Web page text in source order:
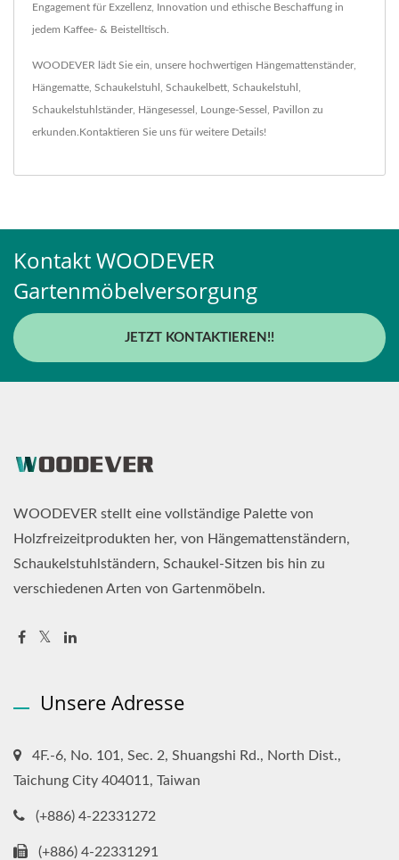
Engagement für Exzellenz, Innovation und ethische Beschaffung in
jedem Kaffee- & Beistelltisch.
WOODEVER lädt Sie ein, unsere hochwertigen Hängemattenständer,
Hängematte Schaukelstuhl Schaukelbett Schaukelstuhl
Schaukelstuhlständer, Hängesessel Lounge-Sessel Pavillon zu
erkunden. Kontaktieren Sie uns für weitere Details!
Kontakt WOODEVER
Gartenmöbelversorgung
JETZT KONTAKTIEREN!!
WOODEVER stellt eine vollständige Palette von
Holzfreizeitprodukten her, von Hängemattenständern,
Schaukelstuhlständern, Schaukel-Sitzen bis hin zu
verschiedenen Arten von Gartenmöbeln.
Unsere Adresse
4F.-6, No. 101, Sec. 2, Shuangshi Rd., North Dist.,
Taichung City 404011, Taiwan
(+886) 4-22331272
(+886) 4-22331291